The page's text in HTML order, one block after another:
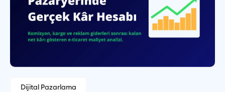
Dijital Pazarlama